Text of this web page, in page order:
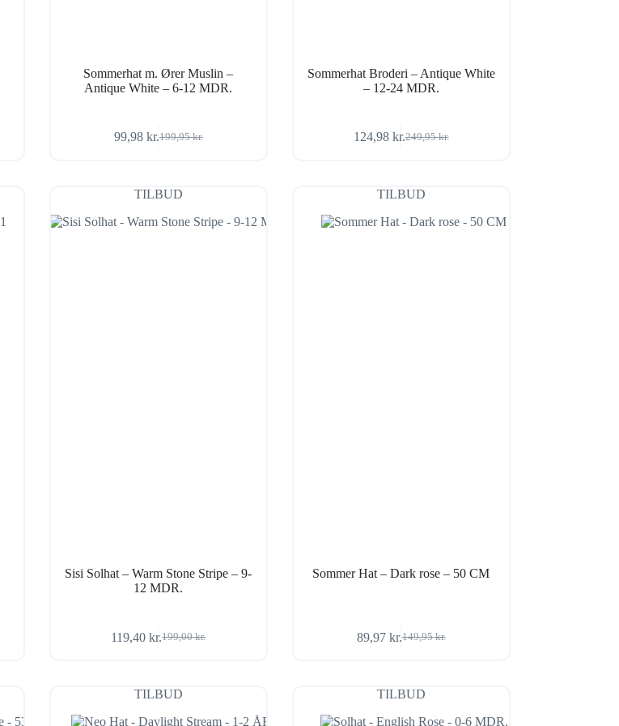
Sommerhat m. Ører Muslin –
Antique White – 6-12 MDR.
199,95kr.
Den
var:
199,95 kr..
99,98 kr.Den
er:
99,98 kr..
Sommerhat Broderi – Antique White
– 12-24 MDR.
249,95kr.
Den
var:
249,95 kr..
124,98 kr.Den
er:
124,98 kr..
TILBUD
Sisi Solhat – Warm Stone Stripe – 9-
12 MDR.
199,00kr.
Den
var:
199,00 kr..
119,40kr.Den
er:
119,40 kr..
TILBUD
Sommer Hat – Dark rose – 50 CM
149,95kr.
Den
var:
149,95 kr..
89,97 kr.Den
er:
89,97 kr..
TILBUD TILBUD